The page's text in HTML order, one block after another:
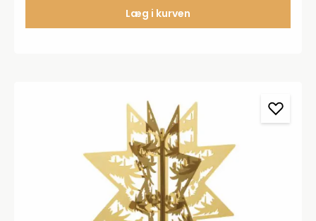
Læg i kurven